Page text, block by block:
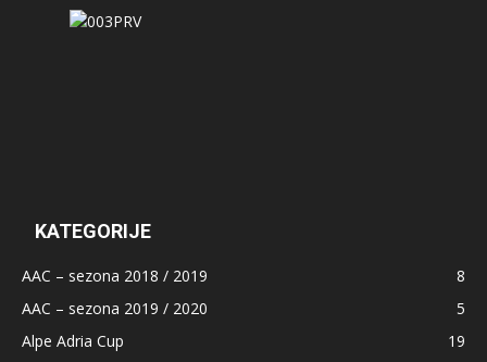
KATEGORIJE
AAC – sezona 2018 / 2019
8
AAC – sezona 2019 / 2020
5
Alpe Adria Cup
19